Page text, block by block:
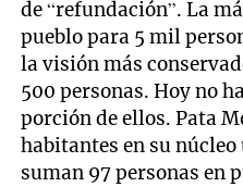
de “refundación”. La
pueblo para 5 mil
la visión más
500 personas. Hoy no
porción de ellos. Pata
habitantes en su núcleo
suman 97 personas en